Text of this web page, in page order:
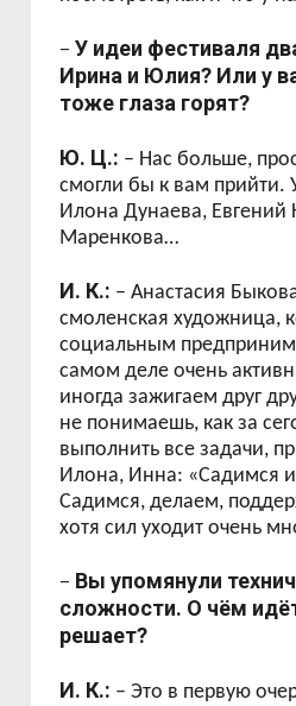
–У идеи фестиваля
Ирина и Юлия? Или у
тоже глаза горят?
Ю. Ц.: – Нас больше,
смогли бы к вам прийти.
Илона Дунаева, Евгений
Маренкова…
И. К.: – Анастасия
смоленская художница,
социальным
самом деле очень
иногда зажигаем друг
не понимаешь, как за
выполнить все задачи,
Илона, Инна: «Садимся
Садимся, делаем,
хотя сил уходит очень
– Вы упомянули
сложности. О чём
решает?
И. К.: – Это в первую